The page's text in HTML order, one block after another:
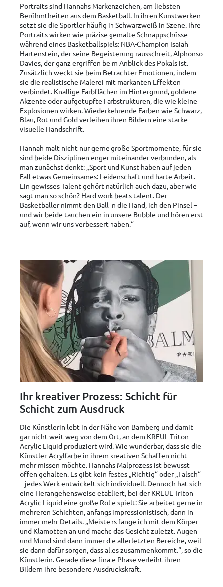
Portraits sind Hannahs Markenzeichen, am liebsten
Berühmtheiten aus dem Basketball. In ihren Kunstwerken
setzt sie die Sportler häufig in Schwarzweiß in Szene. Ihre
Portraits wirken wie präzise gemalte Schnappschüsse
während eines Basketballspiels: NBA-Champion Isaiah
Hartenstein, der seine Begeisterung rausschreit, Alphonso
Davies, der ganz ergriffen beim Anblick des Pokals ist.
Zusätzlich weckt sie beim Betrachter Emotionen, indem
sie die realistische Malerei mit markanten Effekten
verbindet. Knallige Farbflächen im Hintergrund, goldene
Akzente oder aufgetupfte Farbstrukturen, die wie kleine
Explosionen wirken. Wiederkehrende Farben wie Schwarz,
Blau, Rot und Gold verleihen ihren Bildern eine starke
visuelle Handschrift.
Hannah malt nicht nur gerne große Sportmomente, für sie
sind beide Disziplinen enger miteinander verbunden, als
man zunächst denkt: „Sport und Kunst haben auf jeden
Fall etwas Gemeinsames: Leidenschaft und harte Arbeit.
Ein gewisses Talent gehört natürlich auch dazu, aber wie
sagt man so schön? Hard work beats talent. Der
Basketballer nimmt den Ball in die Hand, ich den Pinsel –
und wir beide tauchen ein in unsere Bubble und hören erst
auf, wenn wir uns verbessert haben.“
Ihr kreativer Prozess: Schicht für
Schicht zum Ausdruck
Die Künstlerin lebt in der Nähe von Bamberg und damit
gar nicht weit weg von dem Ort, an dem KREUL Triton
Acrylic Liquid produziert wird. Wie wunderbar, dass sie die
Künstler-Acrylfarbe in ihrem kreativen Schaffen nicht
mehr missen möchte. Hannahs Malprozess ist bewusst
offen gehalten. Es gibt kein festes „Richtig“ oder „Falsch“
– jedes Werk entwickelt sich individuell. Dennoch hat sich
eine Herangehensweise etabliert, bei der KREUL Triton
Acrylic Liquid eine große Rolle spielt: Sie arbeitet gerne in
mehreren Schichten, anfangs impressionistisch, dann in
immer mehr Details. „Meistens fange ich mit dem Körper
und Klamotten an und mache das Gesicht zuletzt. Augen
und Mund sind dann immer die allerletzten Bereiche, weil
sie dann dafür sorgen, dass alles zusammenkommt.“, so die
Künstlerin. Gerade diese finale Phase verleiht ihren
Bildern ihre besondere Ausdruckskraft.